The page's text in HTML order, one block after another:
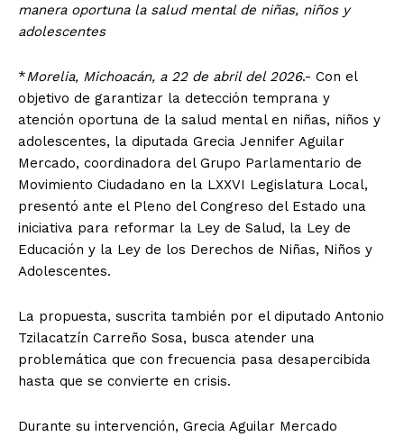
manera oportuna la salud mental de niñas, niños y
adolescentes
*Morelia, Michoacán, a 22 de abril del 2026.- Con el
objetivo de garantizar la detección temprana y
atención oportuna de la salud mental en niñas, niños y
adolescentes, la diputada Grecia Jennifer Aguilar
Mercado, coordinadora del Grupo Parlamentario de
Movimiento Ciudadano en la LXXVI Legislatura Local,
presentó ante el Pleno del Congreso del Estado una
iniciativa para reformar la Ley de Salud, la Ley de
Educación y la Ley de los Derechos de Niñas, Niños y
Adolescentes.
La propuesta, suscrita también por el diputado Antonio
Tzilacatzín Carreño Sosa, busca atender una
problemática que con frecuencia pasa desapercibida
hasta que se convierte en crisis.
Durante su intervención, Grecia Aguilar Mercado